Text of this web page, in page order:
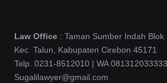
Law Office : Taman Sumber Indah
Kec. Talun, Kabupaten Cirebon 45171
Telp. 0231-8512010 | WA
Sugalilawyer@gmail.com